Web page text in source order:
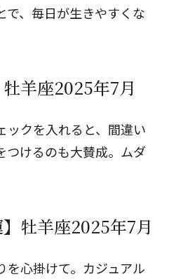
で、毎日が生きやすくな
牡羊座2025年7月
ックを入れると、間違い
つけるのも大賛成。ムダ
】牡羊座2025年7月
を心掛けて。カジュアル